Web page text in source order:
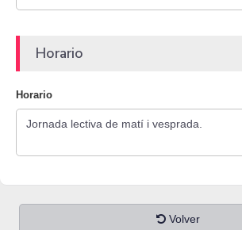
Horario
Horario
Volver